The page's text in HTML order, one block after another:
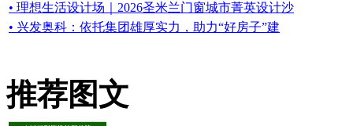
• 理想生活设计场｜2026圣米兰门窗城市菁英设计沙
• 兴发奥科：依托集团雄厚实力，助力“好房子”建
推荐图文